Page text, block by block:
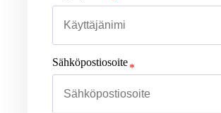
Sähköpostiosoite